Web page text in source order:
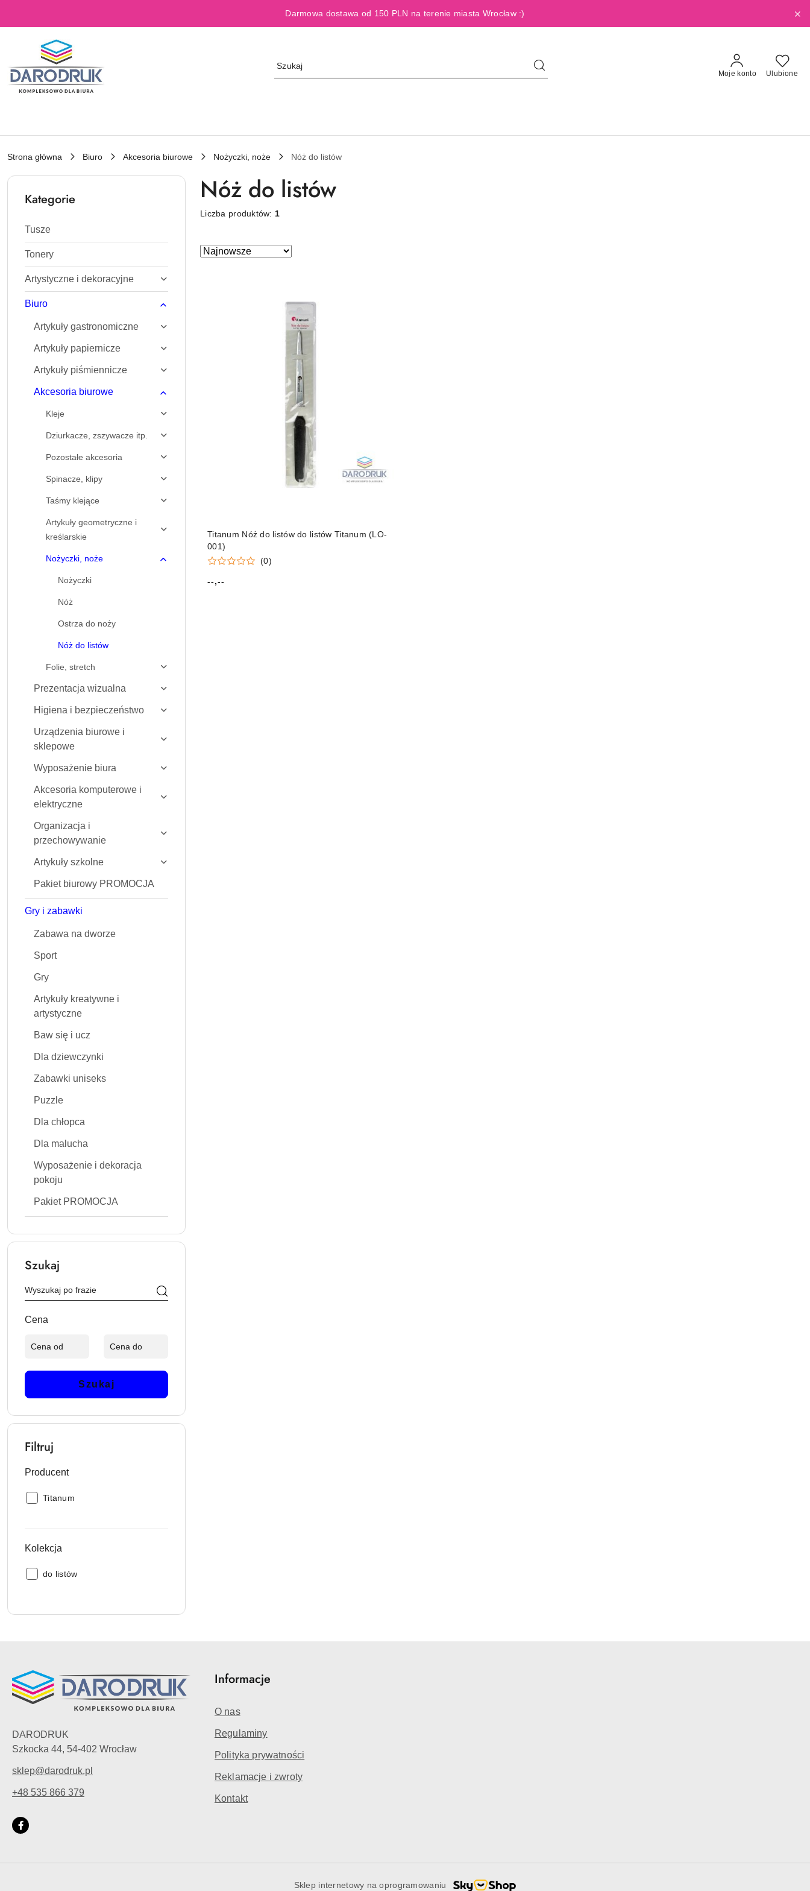
Darmowa dostawa od 150 PLN na terenie miasta Wrocław :)
Moje konto Ulubione
Strona główna Biuro Akcesoria biurowe Nożyczki, noże Nóż do listów
Kategorie
Tusze
Tonery
Artystyczne i dekoracyjne
Biuro
Artykuły gastronomiczne
Artykuły papiernicze
Artykuły piśmiennicze
Akcesoria biurowe
Kleje
Dziurkacze, zszywacze itp.
Pozostałe akcesoria
Spinacze, klipy
Taśmy klejące
Artykuły geometryczne i
kreślarskie
Nożyczki, noże
Nożyczki
Nóż
Ostrza do noży
Nóż do listów
Folie, stretch
Prezentacja wizualna
Higiena i bezpieczeństwo
Urządzenia biurowe i
sklepowe
Wyposażenie biura
Akcesoria komputerowe i
elektryczne
Organizacja i
przechowywanie
Artykuły szkolne
Pakiet biurowy PROMOCJA
Gry i zabawki
Zabawa na dworze
Sport
Gry
Artykuły kreatywne i
artystyczne
Baw się i ucz
Dla dziewczynki
Zabawki uniseks
Puzzle
Dla chłopca
Dla malucha
Wyposażenie i dekoracja
pokoju
Pakiet PROMOCJA
Szukaj
Cena
Szukaj
Filtruj
Producent
Producent:
Titanum
Kolekcja
Kolekcja:
do listów
Nóż do listów
Liczba produktów: 1
Zastosowano
Sortuj
Titanum Nóż do listów do listów Titanum (LO-
001)
(0)
Cena:
--,--
DARODRUK
Szkocka 44, 54-402 Wrocław
sklep@darodruk.pl
+48 535 866 379
Informacje
O nas
Regulaminy
Polityka prywatności
Reklamacje i zwroty
Kontakt
Sklep internetowy na oprogramowaniu